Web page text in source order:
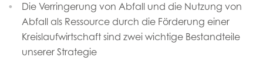
Die Verringerung von Abfall und die Nutzung von
Abfall als Ressource durch die Förderung einer
Kreislaufwirtschaft sind zwei wichtige Bestandteile
unserer Strategie